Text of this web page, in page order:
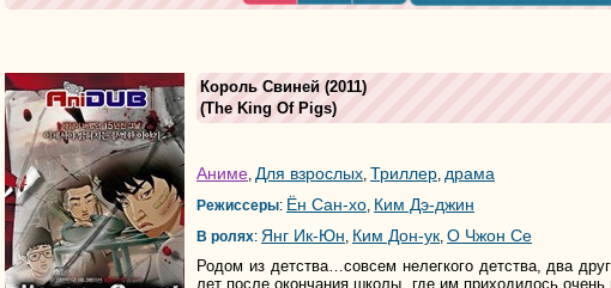
Король Свиней (2011)
(The King Of Pigs)
Аниме, Для взрослых, Триллер, драма
Режиссеры: Ён Сан-хо, Ким Дэ-джин
В ролях: Янг Ик-Юн, Ким Дон-ук, О Чжон Се
Родом из детства…совсем нелегкого детства, два
лет после окончания школы, где им приходилось